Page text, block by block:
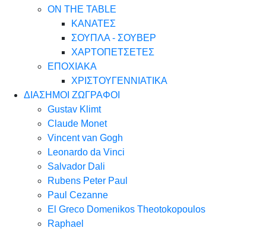
ON THE TABLE
ΚΑΝΑΤΕΣ
ΣΟΥΠΛΑ - ΣΟΥΒΕΡ
ΧΑΡΤΟΠΕΤΣΕΤΕΣ
ΕΠΟΧΙΑΚΑ
ΧΡΙΣΤΟΥΓΕΝΝΙΑΤΙΚΑ
ΔΙΑΣΗΜΟΙ ΖΩΓΡΑΦΟΙ
Gustav Klimt
Claude Monet
Vincent van Gogh
Leonardo da Vinci
Salvador Dali
Rubens Peter Paul
Paul Cezanne
El Greco Domenikos Theotokopoulos
Raphael